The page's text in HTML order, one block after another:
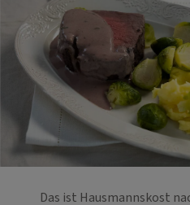
Das ist Hausmannskost